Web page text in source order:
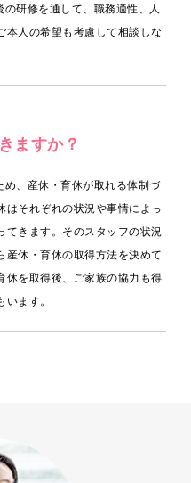
研修を通して、職務適性、人
本人の希望も考慮して相談しな
ますか？
、産休・育休が取れる体制づ
はそれぞれの状況や事情によっ
てきます。そのスタッフの状況
休・育休の取得方法を決めて
休を取得後、ご家族の協力も得
ます。